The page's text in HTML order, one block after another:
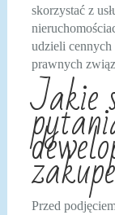
skorzystać z
udzieli
prawnych
Jakie
Przed